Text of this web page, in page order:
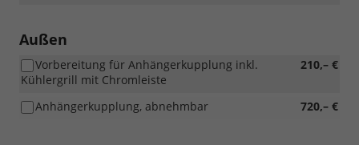
Außen
210,– €
Vorbereitung für Anhängerkupplung inkl.
Kühlergrill mit Chromleiste
720,– €
Anhängerkupplung, abnehmbar